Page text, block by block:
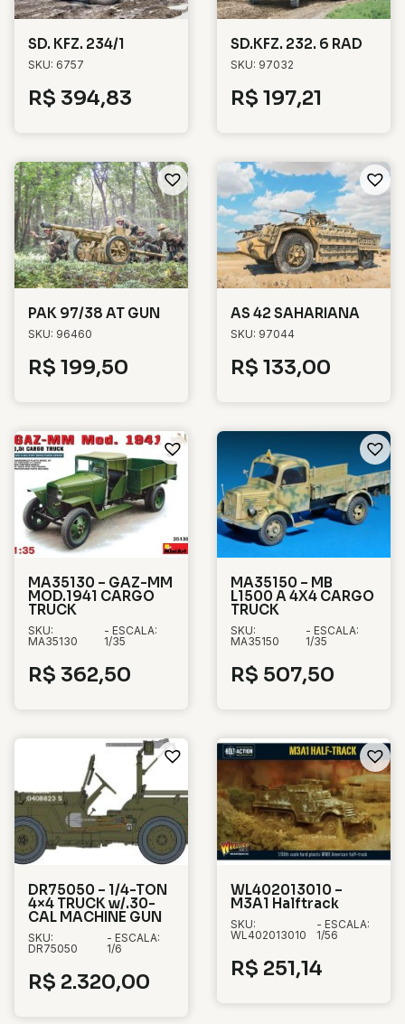
SD. KFZ. 234/1
SKU: 6757
R$ 394,83
SD.KFZ. 232. 6 RAD
SKU: 97032
R$ 197,21
PAK 97/38 AT GUN
SKU: 96460
R$ 199,50
AS 42 SAHARIANA
SKU: 97044
R$ 133,00
MA35130 – GAZ-MM
MOD.1941 CARGO
TRUCK
SKU:
MA35130
- ESCALA:
1/35
R$ 362,50
MA35150 – MB
L1500 A 4X4 CARGO
TRUCK
SKU:
MA35150
- ESCALA:
1/35
R$ 507,50
DR75050 – 1/4-TON
4×4 TRUCK w/.30-
CAL MACHINE GUN
SKU:
DR75050
- ESCALA:
1/6
R$ 2.320,00
WL402013010 –
M3A1 Halftrack
SKU:
WL402013010
- ESCALA:
1/56
R$ 251,14